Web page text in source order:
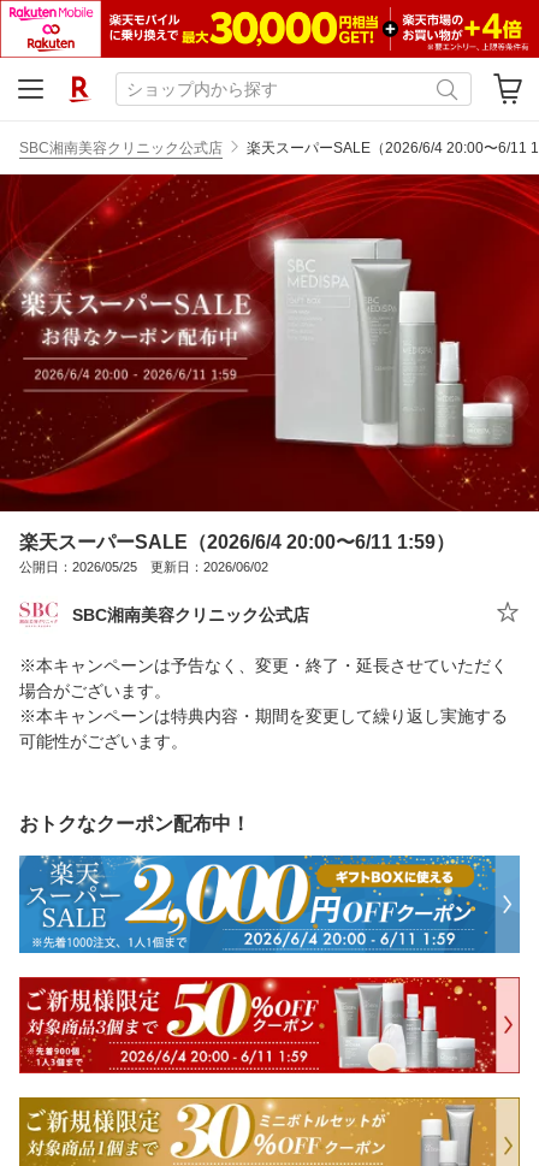
SBC湘南美容クリニック公式店 楽天スーパーSALE（2026/6/4 20:00〜6/11
楽天スーパーSALE（2026/6/4 20:00〜6/11 1:59）
公開日：2026/05/25 更新日：2026/06/02
SBC湘南美容クリニック公式店
※本キャンペーンは予告なく、変更・終了・延長させていただく
場合がございます。
※本キャンペーンは特典内容・期間を変更して繰り返し実施する
可能性がございます。
おトクなクーポン配布中！